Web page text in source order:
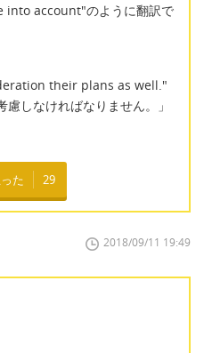
account"のように翻訳で
their plans as well."
慮しなければなりません。」
た 29
2018/09/11 19:49